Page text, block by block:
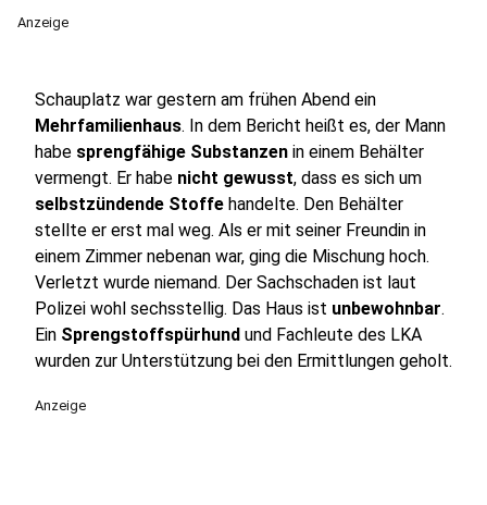
Anzeige
Schauplatz war gestern am frühen Abend ein
Mehrfamilienhaus. In dem Bericht heißt es, der Mann
habe sprengfähige Substanzen in einem Behälter
vermengt. Er habe nicht gewusst, dass es sich um
selbstzündende Stoffe handelte. Den Behälter
stellte er erst mal weg. Als er mit seiner Freundin in
einem Zimmer nebenan war, ging die Mischung hoch.
Verletzt wurde niemand. Der Sachschaden ist laut
Polizei wohl sechsstellig. Das Haus ist unbewohnbar.
Ein Sprengstoffspürhund und Fachleute des LKA
wurden zur Unterstützung bei den Ermittlungen geholt.
Anzeige